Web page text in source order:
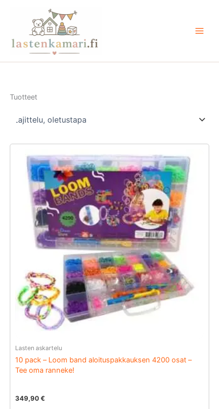
Tuotteet
Lasten askartelu
10 pack – Loom band aloituspakkauksen 4200 osat –
Tee oma ranneke!
349,90€